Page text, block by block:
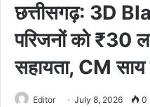
छत्तीसगढ़: 3D
परिजनों को ₹30
सहायता, CM साय
Editor July 8, 2026 0